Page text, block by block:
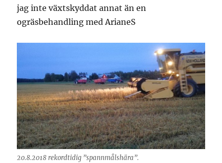
jag inte växtskyddat annat än en
ogräsbehandling med ArianeS
20.8.2018 rekordtidig ”spannmålshära”.